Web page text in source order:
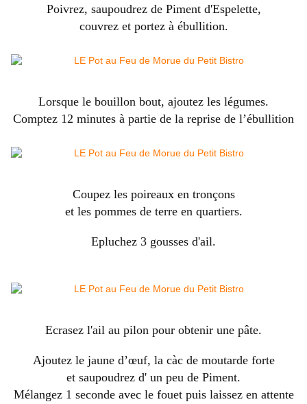
Poivrez, saupoudrez de Piment d'Espelette,
couvrez et portez à ébullition.
Lorsque le bouillon bout, ajoutez les légumes.
Comptez 12 minutes à partie de la reprise de l’ébullition
Coupez les poireaux en tronçons
et les pommes de terre en quartiers.
Epluchez 3 gousses d'ail.
Ecrasez l'ail au pilon pour obtenir une pâte.
Ajoutez le jaune d’œuf, la càc de moutarde forte
et saupoudrez d' un peu de Piment.
Mélangez 1 seconde avec le fouet puis laissez en attente